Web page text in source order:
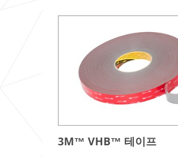
3M™ VHB™ 테이프